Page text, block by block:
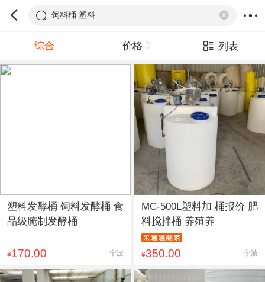
饲料桶 塑料
综合 价格 列表
塑料发酵桶 饲料发酵桶 食
品级腌制发酵桶
¥170.00 宁波
MC-500L塑料加 桶报价 肥
料搅拌桶 养殖养
¥350.00 宁波